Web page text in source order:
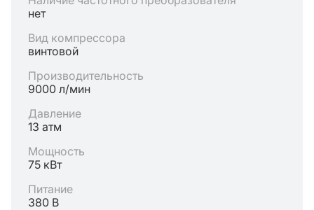
нет
Вид компрессора
винтовой
Производительность
9000 л/мин
Давление
13 атм
Мощность
75 кВт
Питание
380 В